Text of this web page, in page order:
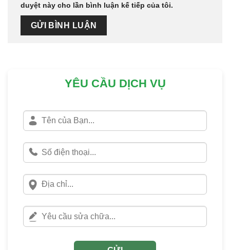
duyệt này cho lần bình luận kế tiếp của tôi.
YÊU CẦU DỊCH VỤ